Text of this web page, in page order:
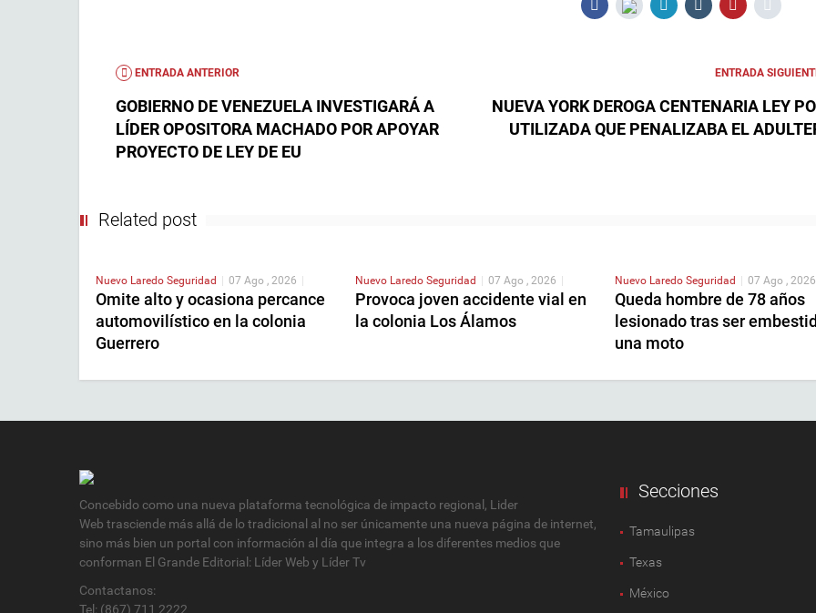
ENTRADA ANTERIOR
GOBIERNO DE VENEZUELA INVESTIGARÁ A
LÍDER OPOSITORA MACHADO POR APOYAR
PROYECTO DE LEY DE EU
ENTRADA
NUEVA YORK DEROGA CENTENARIA LEY
UTILIZADA QUE PENALIZABA EL
Related post
Nuevo Laredo Seguridad | 07 Ago , 2026 |
Omite alto y ocasiona percance
automovilístico en la colonia
Guerrero
Nuevo Laredo Seguridad | 07 Ago , 2026 |
Provoca joven accidente vial en
la colonia Los Álamos
Nuevo Laredo Seguridad | 07 Ago , 2026
Queda hombre de 78 años
lesionado tras ser
una moto
Concebido como una nueva plataforma tecnológica de impacto regional, Lider
Web trasciende más allá de lo tradicional al no ser únicamente una nueva página de internet,
sino más bien un portal con información al día que integra a los diferentes medios que
conforman El Grande Editorial: Líder Web y Líder Tv
Contactanos:
Tel: (867) 711 2222
Secciones
Tamaulipas
Texas
México